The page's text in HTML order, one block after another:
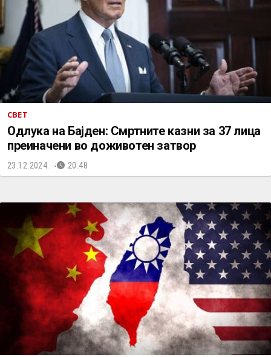
СВЕТ
Одлука на Бајден: Смртните казни за 37 лица
преиначени во доживотен затвор
23.12.2024. 20:48